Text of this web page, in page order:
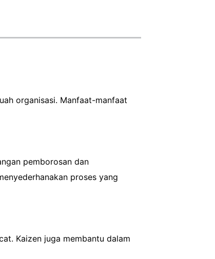
organisasi. Manfaat-manfaat
pemborosan dan
proses yang
Kaizen juga membantu dalam